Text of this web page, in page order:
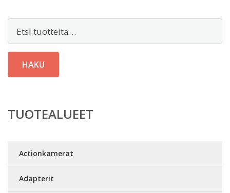
HAKU
TUOTEALUEET
Actionkamerat
Adapterit